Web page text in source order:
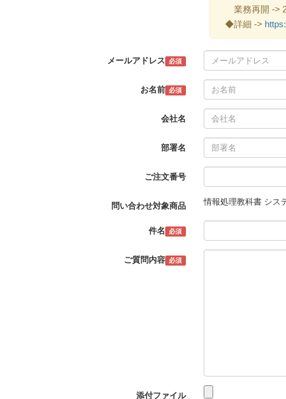
業務再開 ->
◆詳細 ->
メールアドレス 必須
お名前 必須
会社名
部署名
ご注文番号
問い合わせ対象商品 情報処理教科書 シス
件名 必須
ご質問内容 必須
添付ファイル